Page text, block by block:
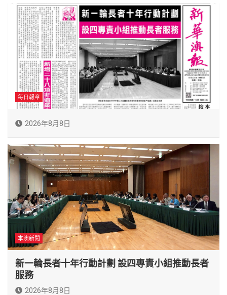
每日報章
2026年8月8日
本澳新聞
新一輪長者十年行動計劃 設四專責小組推動長者
服務
2026年8月8日